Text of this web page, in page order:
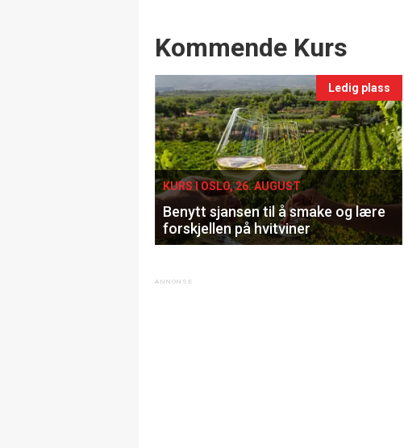
Events
Kommende Kurs
Ledig plass
KURS I OSLO, 26. AUGUST
Benytt sjansen til å smake og lære
forskjellen på hvitviner